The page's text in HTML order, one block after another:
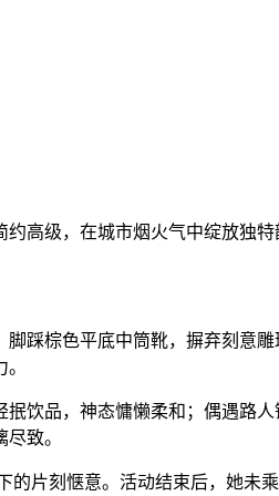
高级，在城市烟火气中绽放独
踩棕色平底中筒靴，摒弃刻意雕
饮品，神态慵懒柔和；偶遇路
致。
片刻惬意。活动结束后，她未